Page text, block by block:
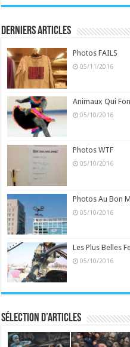
Derniers Articles
Photos FAILS
05/11/2016
Animaux Qui
05/10/2016
Photos WTF
05/10/2016
Photos Au Bon
05/10/2016
Les Plus Belles
05/10/2016
Sélection d’articles